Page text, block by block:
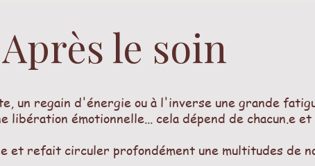
Après le soin
un regain d'énergie ou à l'inverse une grande
libération émotionnelle... cela dépend de chacun.e et
et refait circuler profondément une multitudes de